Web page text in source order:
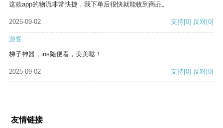
这款app的物流非常快捷，我下单后很快就能收到商品。
2025-09-02 支持[0] 反对[0]
游客
梯子神器，ins随便看，美美哒！
2025-09-02 支持[0] 反对[0]
友情链接